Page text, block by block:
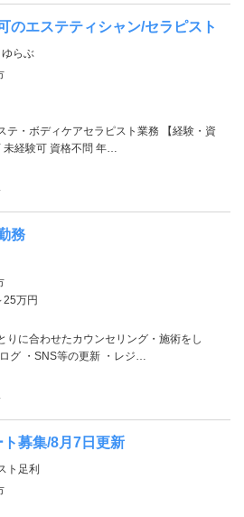
のエステティシャン/セラピスト
らぶ
テ・ボディケアセラピスト業務 【経験・資
経験可 資格不問 年…
務
25万円
りに合わせたカウンセリング・施術をし
グ ・SNS等の更新 ・レジ…
募集/8月7日更新
ト足利